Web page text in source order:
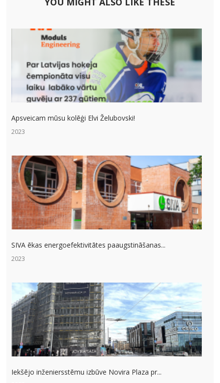
Apsveicam mūsu kolēģi Elvi Želubovski!
2023
SIVA ēkas energoefektivitātes paaugstināšanas...
2023
Iekšējo inženiersstēmu izbūve Novira Plaza pr...